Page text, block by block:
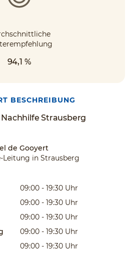
94,1 %
Strausberg
BESCHREIBUNG
de Gooyert
Leitung in Strausberg
09:00 - 19:30 Uhr
09:00 - 19:30 Uhr
09:00 - 19:30 Uhr
09:00 - 19:30 Uhr
09:00 - 19:30 Uhr